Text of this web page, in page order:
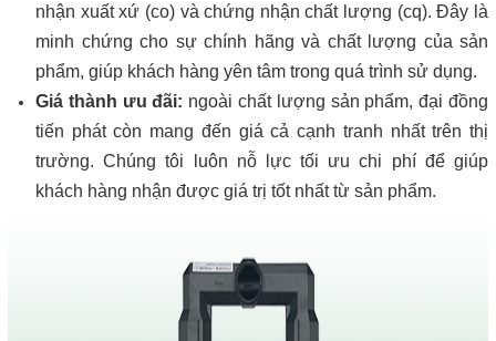
nhận xuất xứ (co) và chứng nhận chất lượng (cq). Đây là
minh chứng cho sự chính hãng và chất lượng của sản
phẩm, giúp khách hàng yên tâm trong quá trình sử dụng.
Giá thành ưu đãi: ngoài chất lượng sản phẩm, đại đồng
tiến phát còn mang đến giá cả cạnh tranh nhất trên thị
trường. Chúng tôi luôn nỗ lực tối ưu chi phí để giúp
khách hàng nhận được giá trị tốt nhất từ sản phẩm.